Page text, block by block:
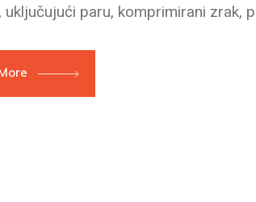
uključujući paru, komprimirani zrak,